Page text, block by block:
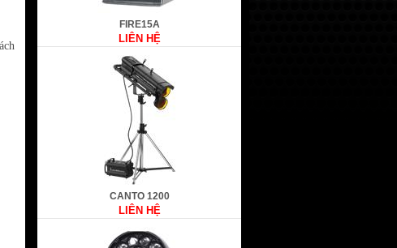
FIRE15A
LIÊN HỆ
CANTO 1200
LIÊN HỆ